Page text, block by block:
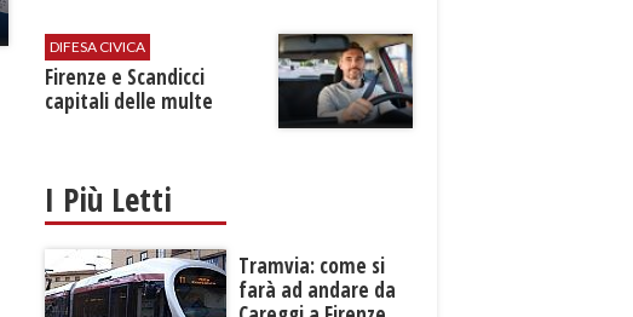
DIFESA CIVICA
Firenze e Scandicci
capitali delle multe
I Più Letti
Tramvia: come si
farà ad andare da